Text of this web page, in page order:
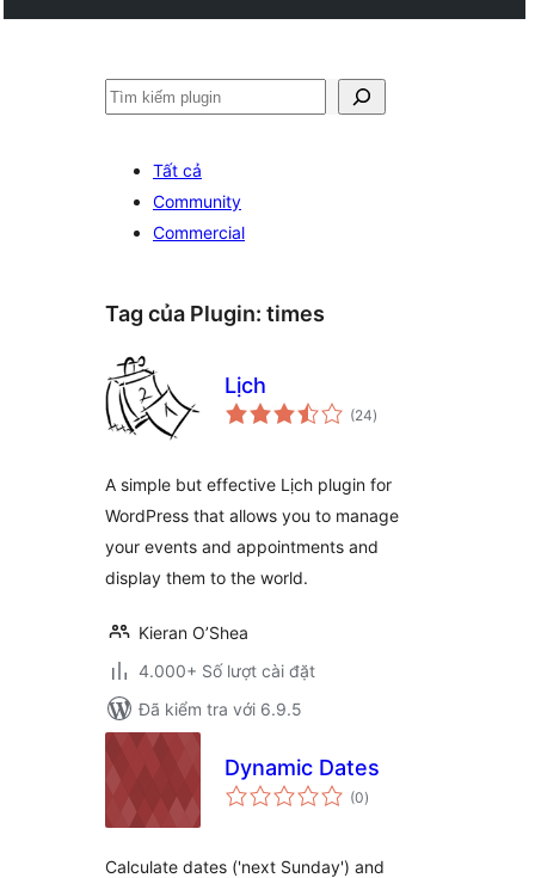
Tìm
Tất cả
Community
Commercial
Tag của Plugin: times
Lịch
(24tổng
đánh
)
A simple but effective Lịch plugin for
WordPress that allows you to manage
your events and appointments and
display them to the world.
Kieran O’Shea
4.000+ Số lượt cài đặt
Đã kiểm tra với 6.9.5
Dynamic Dates
(0tổng
đánh
)
Calculate dates ('next Sunday') and